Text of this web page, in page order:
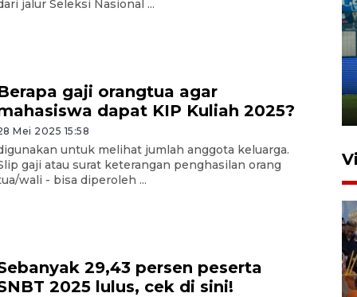
jalur Seleksi Nasional ...
gaji orangtua agar
dapat KIP Kuliah 2025?
Mei 2025 15:58
untuk melihat jumlah anggota keluarga.
gaji atau surat keterangan penghasilan orang
wali - bisa diperoleh ...
29,43 persen peserta
2025 lulus, cek di sini!
Balikpapan
31 Juli 2026 18:01